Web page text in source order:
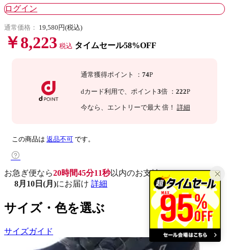
ログイン
通常価格： 19,580円(税込)
￥8,223 税込 タイムセール58%OFF
通常獲得ポイント ： 74P
dカード利用で、 ポイント 3倍 ： 222P
今なら 、エントリーで最大 倍！ 詳細
この商品は 返品不可 です。
お急ぎ便なら20時間45分10秒以内のお支払いで
8月10日(月)にお届け 詳細
サイズ・色を選ぶ
サイズガイド